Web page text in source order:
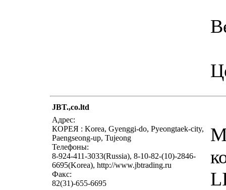
JBT.,co.ltd
Адрес:
КОРЕЯ : Korea, Gyenggi-do, Pyeongtaek-city,
Paengseong-up, Tujeong
Телефоны:
8-924-411-3033(Russia), 8-10-82-(10)-2846-
6695(Korea), http://www.jbtrading.ru
Факс:
82(31)-655-6695